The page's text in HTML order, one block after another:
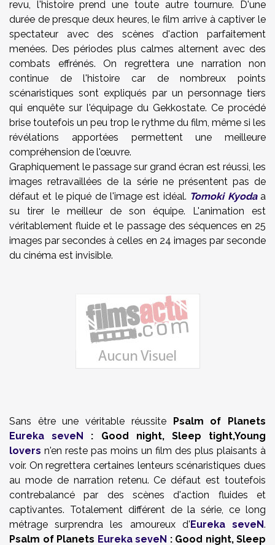
revu, l'histoire prend une toute autre tournure. D'une
durée de presque deux heures, le film arrive à captiver le
spectateur avec des scènes d'action parfaitement
menées. Des périodes plus calmes alternent avec des
combats effrénés. On regrettera une narration non
continue de l'histoire car de nombreux points
scénaristiques sont expliqués par un personnage tiers
qui enquête sur l'équipage du Gekkostate. Ce procédé
brise toutefois un peu trop le rythme du film, même si les
révélations apportées permettent une meilleure
compréhension de l'œuvre.
Graphiquement le passage sur grand écran est réussi, les
images retravaillées de la série ne présentent pas de
défaut et le piqué de l'image est idéal. Tomoki Kyodaa
su tirer le meilleur de son équipe. L'animation est
véritablement fluide et le passage des séquences en 25
images par secondes à celles en 24 images par seconde
du cinéma est invisible.
Sans être une véritable réussite Psalm of Planets
Eureka seveN : Good night, Sleep tight,Young
lovers n'en reste pas moins un film des plus plaisants à
voir. On regrettera certaines lenteurs scénaristiques dues
au mode de narration retenu. Ce défaut est toutefois
contrebalancé par des scènes d'action fluides et
captivantes. Totalement différent de la série, ce long
métrage surprendra les amoureux d'Eureka seveN.
Psalm of Planets Eureka seveN : Good night, Sleep